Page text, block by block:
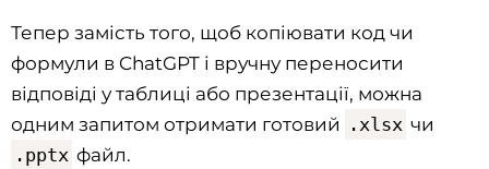
Тепер замість того, щоб копіювати код чи
формули в ChatGPT і вручну переносити
відповіді у таблиці або презентації, можна
одним запитом отримати готовий
.xlsx чи
.pptx файл.